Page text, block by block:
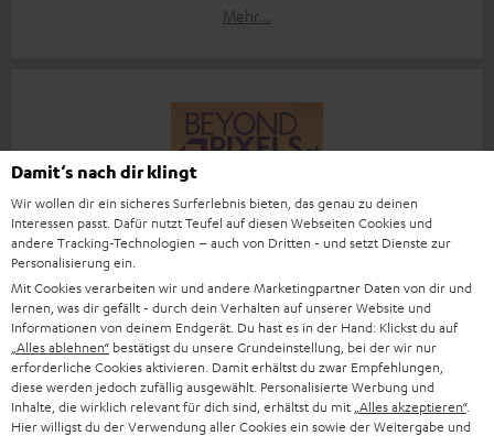
Mehr...
www.beyondpixels.at
Mehr...
Damit‘s nach dir klingt
Wir wollen dir ein sicheres Surferlebnis bieten, das genau zu deinen
Interessen passt. Dafür nutzt Teufel auf diesen Webseiten Cookies und
andere Tracking-Technologien – auch von Dritten - und setzt Dienste zur
Personalisierung ein.
Mit Cookies verarbeiten wir und andere Marketingpartner Daten von dir und
lernen, was dir gefällt - durch dein Verhalten auf unserer Website und
Informationen von deinem Endgerät. Du hast es in der Hand: Klickst du auf
„Alles ablehnen“ bestätigst du unsere Grundeinstellung, bei der wir nur
erforderliche Cookies aktivieren. Damit erhältst du zwar Empfehlungen,
diese werden jedoch zufällig ausgewählt. Personalisierte Werbung und
Inhalte, die wirklich relevant für dich sind, erhältst du mit „Alles akzeptieren“.
Hier willigst du der Verwendung aller Cookies ein sowie der Weitergabe und